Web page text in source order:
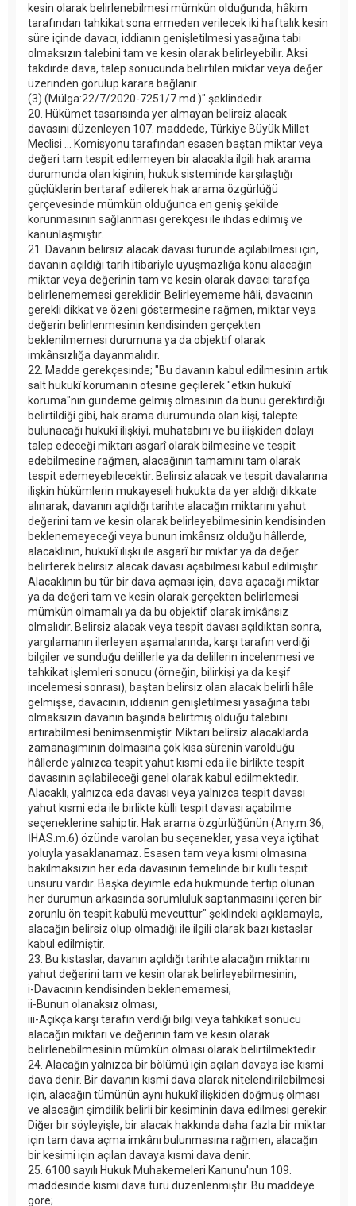
kesin olarak belirlenebilmesi mümkün olduğunda, hâkim
tarafından tahkikat sona ermeden verilecek iki haftalık kesin
süre içinde davacı, iddianın genişletilmesi yasağına tabi
olmaksızın talebini tam ve kesin olarak belirleyebilir. Aksi
takdirde dava, talep sonucunda belirtilen miktar veya değer
üzerinden görülüp karara bağlanır.
(3) (Mülga:22/7/2020-7251/7 md.)" şeklindedir.
20. Hükümet tasarısında yer almayan belirsiz alacak
davasını düzenleyen 107. maddede, Türkiye Büyük Millet
Meclisi ... Komisyonu tarafından esasen baştan miktar veya
değeri tam tespit edilemeyen bir alacakla ilgili hak arama
durumunda olan kişinin, hukuk sisteminde karşılaştığı
güçlüklerin bertaraf edilerek hak arama özgürlüğü
çerçevesinde mümkün olduğunca en geniş şekilde
korunmasının sağlanması gerekçesi ile ihdas edilmiş ve
kanunlaşmıştır.
21. Davanın belirsiz alacak davası türünde açılabilmesi için,
davanın açıldığı tarih itibariyle uyuşmazlığa konu alacağın
miktar veya değerinin tam ve kesin olarak davacı tarafça
belirlenememesi gereklidir. Belirleyememe hâli, davacının
gerekli dikkat ve özeni göstermesine rağmen, miktar veya
değerin belirlenmesinin kendisinden gerçekten
beklenilmemesi durumuna ya da objektif olarak
imkânsızlığa dayanmalıdır.
22. Madde gerekçesinde; "Bu davanın kabul edilmesinin artık
salt hukukî korumanın ötesine geçilerek "etkin hukukî
koruma"nın gündeme gelmiş olmasının da bunu gerektirdiği
belirtildiği gibi, hak arama durumunda olan kişi, talepte
bulunacağı hukukî ilişkiyi, muhatabını ve bu ilişkiden dolayı
talep edeceği miktarı asgarî olarak bilmesine ve tespit
edebilmesine rağmen, alacağının tamamını tam olarak
tespit edemeyebilecektir. Belirsiz alacak ve tespit davalarına
ilişkin hükümlerin mukayeseli hukukta da yer aldığı dikkate
alınarak, davanın açıldığı tarihte alacağın miktarını yahut
değerini tam ve kesin olarak belirleyebilmesinin kendisinden
beklenemeyeceği veya bunun imkânsız olduğu hâllerde,
alacaklının, hukukî ilişki ile asgarî bir miktar ya da değer
belirterek belirsiz alacak davası açabilmesi kabul edilmiştir.
Alacaklının bu tür bir dava açması için, dava açacağı miktar
ya da değeri tam ve kesin olarak gerçekten belirlemesi
mümkün olmamalı ya da bu objektif olarak imkânsız
olmalıdır. Belirsiz alacak veya tespit davası açıldıktan sonra,
yargılamanın ilerleyen aşamalarında, karşı tarafın verdiği
bilgiler ve sunduğu delillerle ya da delillerin incelenmesi ve
tahkikat işlemleri sonucu (örneğin, bilirkişi ya da keşif
incelemesi sonrası), baştan belirsiz olan alacak belirli hâle
gelmişse, davacının, iddianın genişletilmesi yasağına tabi
olmaksızın davanın başında belirtmiş olduğu talebini
artırabilmesi benimsenmiştir. Miktarı belirsiz alacaklarda
zamanaşımının dolmasına çok kısa sürenin varolduğu
hâllerde yalnızca tespit yahut kısmi eda ile birlikte tespit
davasının açılabileceği genel olarak kabul edilmektedir.
Alacaklı, yalnızca eda davası veya yalnızca tespit davası
yahut kısmi eda ile birlikte külli tespit davası açabilme
seçeneklerine sahiptir. Hak arama özgürlüğünün (Any.m.36,
İHAS.m.6) özünde varolan bu seçenekler, yasa veya içtihat
yoluyla yasaklanamaz. Esasen tam veya kısmi olmasına
bakılmaksızın her eda davasının temelinde bir külli tespit
unsuru vardır. Başka deyimle eda hükmünde tertip olunan
her durumun arkasında sorumluluk saptanmasını içeren bir
zorunlu ön tespit kabulü mevcuttur" şeklindeki açıklamayla,
alacağın belirsiz olup olmadığı ile ilgili olarak bazı kıstaslar
kabul edilmiştir.
23. Bu kıstaslar, davanın açıldığı tarihte alacağın miktarını
yahut değerini tam ve kesin olarak belirleyebilmesinin;
i-Davacının kendisinden beklenememesi,
ii-Bunun olanaksız olması,
iii-Açıkça karşı tarafın verdiği bilgi veya tahkikat sonucu
alacağın miktarı ve değerinin tam ve kesin olarak
belirlenebilmesinin mümkün olması olarak belirtilmektedir.
24. Alacağın yalnızca bir bölümü için açılan davaya ise kısmi
dava denir. Bir davanın kısmi dava olarak nitelendirilebilmesi
için, alacağın tümünün aynı hukukî ilişkiden doğmuş olması
ve alacağın şimdilik belirli bir kesiminin dava edilmesi gerekir.
Diğer bir söyleyişle, bir alacak hakkında daha fazla bir miktar
için tam dava açma imkânı bulunmasına rağmen, alacağın
bir kesimi için açılan davaya kısmi dava denir.
25. 6100 sayılı Hukuk Muhakemeleri Kanunu'nun 109.
maddesinde kısmi dava türü düzenlenmiştir. Bu maddeye
göre;